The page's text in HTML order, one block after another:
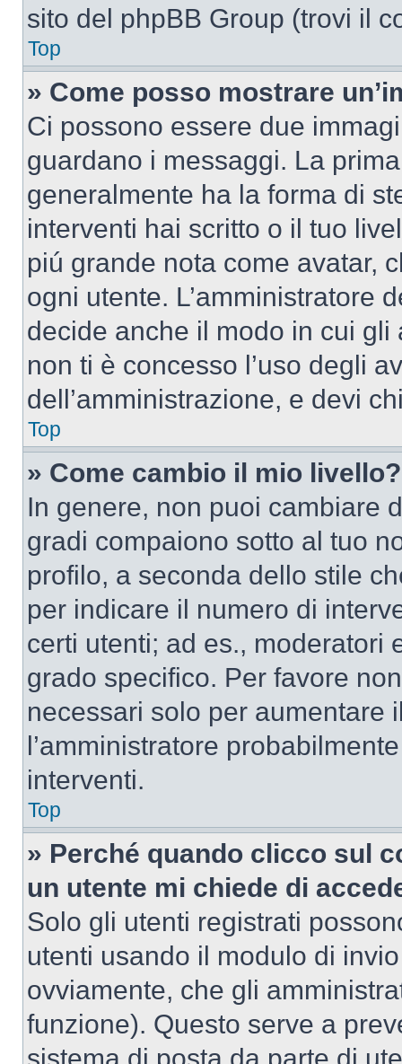
sito del phpBB Group (trovi il
Top
» Come posso mostrare
Ci possono essere due
guardano i messaggi. La
generalmente ha la forma di
interventi hai scritto o il tuo
piú grande nota come avatar,
ogni utente. L’amministratore
decide anche il modo in cui
non ti è concesso l’uso degli
dell’amministrazione, e devi
Top
» Come cambio il mio livello?
In genere, non puoi cambiare
gradi compaiono sotto al tuo
profilo, a seconda dello stile
per indicare il numero di
certi utenti; ad es., moderatori
grado specifico. Per favore
necessari solo per aumentare
l’amministratore
interventi.
Top
» Perché quando clicco sul
un utente mi chiede di
Solo gli utenti registrati
utenti usando il modulo di
ovviamente, che gli
funzione). Questo serve a